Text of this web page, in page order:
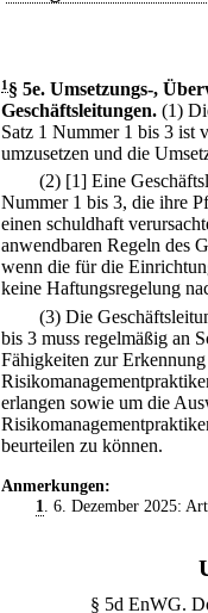
1 § 5e. Umsetzungs-,
Geschäftsleitungen. (1)
Satz 1 Nummer 1 bis 3 ist
umzusetzen und die
(2) [1] Eine
Nummer 1 bis 3, die ihre
einen schuldhaft
anwendbaren Regeln des
wenn die für die
keine Haftungsregelung
(3) Die
bis 3 muss regelmäßig an
Fähigkeiten zur
erlangen sowie um die
beurteilen zu können.
Anmerkungen:
1
. 6. Dezember 2025:
§ 5d EnWG.